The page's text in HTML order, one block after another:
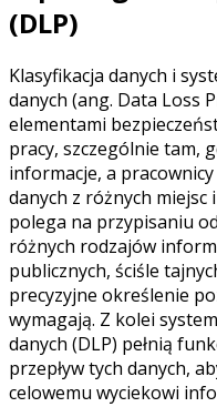
(DLP)
Klasyfikacja danych i
danych (ang. Data Loss
elementami
pracy, szczególnie tam,
informacje, a
danych z różnych miejsc
polega na przypisaniu
różnych rodzajów
publicznych, ściśle
precyzyjne określenie
wymagają. Z kolei
danych (DLP) pełnią
przepływ tych danych,
celowemu wyciekowi